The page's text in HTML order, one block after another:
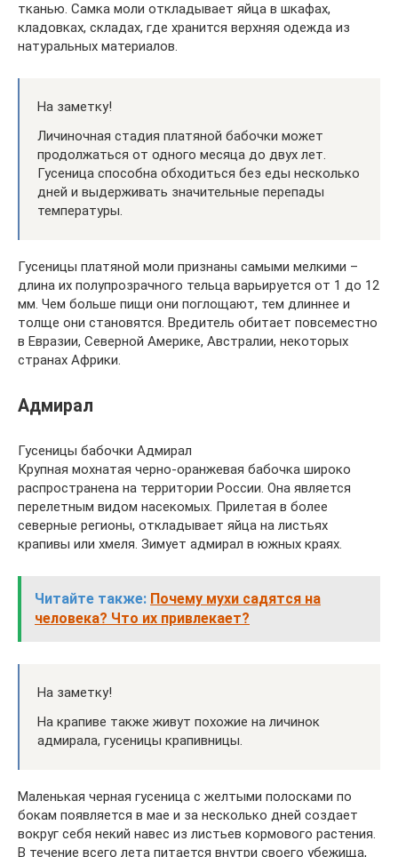
тканью. Самка моли откладывает яйца в шкафах,
кладовках, складах, где хранится верхняя одежда из
натуральных материалов.
На заметку!
Личиночная стадия платяной бабочки может
продолжаться от одного месяца до двух лет.
Гусеница способна обходиться без еды несколько
дней и выдерживать значительные перепады
температуры.
Гусеницы платяной моли признаны самыми мелкими –
длина их полупрозрачного тельца варьируется от 1 до 12
мм. Чем больше пищи они поглощают, тем длиннее и
толще они становятся. Вредитель обитает повсеместно
в Евразии, Северной Америке, Австралии, некоторых
странах Африки.
Адмирал
Гусеницы бабочки Адмирал
Крупная мохнатая черно-оранжевая бабочка широко
распространена на территории России. Она является
перелетным видом насекомых. Прилетая в более
северные регионы, откладывает яйца на листьях
крапивы или хмеля. Зимует адмирал в южных краях.
Читайте также: Почему мухи садятся на
человека? Что их привлекает?
На заметку!
На крапиве также живут похожие на личинок
адмирала, гусеницы крапивницы.
Маленькая черная гусеница с желтыми полосками по
бокам появляется в мае и за несколько дней создает
вокруг себя некий навес из листьев кормового растения.
В течение всего лета питается внутри своего убежища,